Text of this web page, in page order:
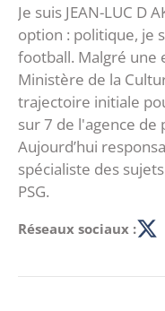
Je suis JEAN-LUC D
option : politique, je
football. Malgré une
Ministère de la
trajectoire initiale
sur 7 de l'agence de
Aujourd’hui
spécialiste des
PSG.
Réseaux sociaux :